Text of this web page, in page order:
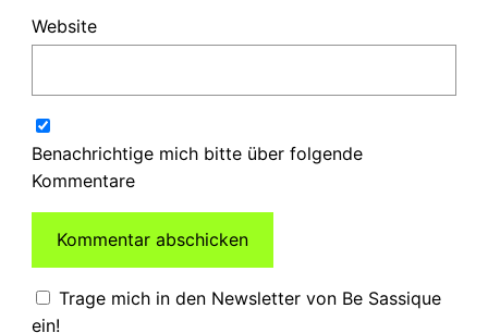
Website
Benachrichtige mich bitte über folgende
Kommentare
Trage mich in den Newsletter von Be Sassique
ein!